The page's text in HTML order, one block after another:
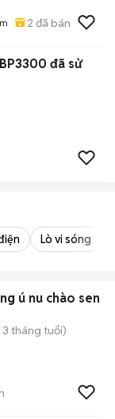
2 đã bán
đã sử
Lò vi sóng
ú nu chào sen
tháng tuổi)